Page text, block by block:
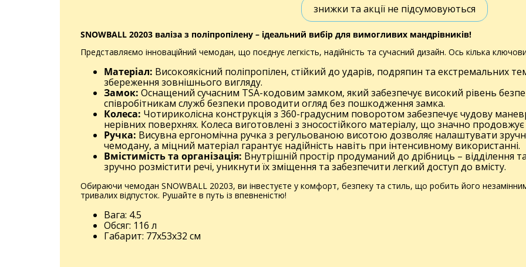
знижки та акції не підсумовуються
SNOWBALL 20203 валіза з поліпропілену – ідеальний вибір для вимогливих мандрівників!
Представляємо інноваційний чемодан, що поєднує легкість, надійність та сучасний дизайн. Ось кілька
Матеріал: Високоякісний поліпропілен, стійкий до ударів, подряпин та екстремальних
збереження зовнішнього вигляду.
Замок: Оснащений сучасним TSA-кодовим замком, який забезпечує високий рівень
співробітникам служб безпеки проводити огляд без пошкодження замка.
Колеса: Чотириколісна конструкція з 360-градусним поворотом забезпечує чудову
нерівних поверхнях. Колеса виготовлені з зносостійкого матеріалу, що значно продовжує
Ручка: Висувна ергономічна ручка з регульованою висотою дозволяє налаштувати
чемодану, а міцний матеріал гарантує надійність навіть при інтенсивному використанні.
Вмістимість та організація: Внутрішній простір продуманий до дрібниць – відділення
зручно розмістити речі, уникнути їх зміщення та забезпечити легкий доступ до вмісту.
Обираючи чемодан SNOWBALL 20203, ви інвестуєте у комфорт, безпеку та стиль, що робить його
тривалих відпусток. Рушайте в путь із впевненістю!
Вага: 4.5
Обсяг: 116 л
Габарит: 77x53x32 см